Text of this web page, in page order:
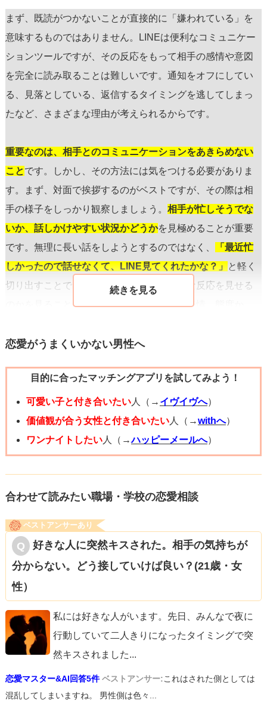
まず、既読がつかないことが直接的に「嫌われている」を
意味するものではありません。LINEは便利なコミュニケー
ションツールですが、その反応をもって相手の感情や意図
を完全に読み取ることは難しいです。通知をオフにしてい
る、見落としている、返信するタイミングを逃してしまっ
たなど、さまざまな理由が考えられるからです。
重要なのは、相手とのコミュニケーションをあきらめない
ことです。しかし、その方法には気をつける必要がありま
す。まず、対面で挨拶するのがベストですが、その際は相
手の様子をしっかり観察しましょう。 相手が忙しそうでな
いか、話しかけやすい状況かどうかを見極めることが重要
です。無理に長い話をしようとするのではなく、
「最近忙
しかったので話せなくて、LINE見てくれたかな？」と軽く
切り出すことで、相手があなたにどのような反応を見せる
のかを見ることが出来ます。相手の返答や表情、態度か
けようとする場合は、強引に関係を進めようとするのは控
えるべきです。逆に、相手が笑顔で応答してくれたり、会
話に乗ってくれる場合は、より自然な流れで次回の会話に
つなげることができるでしょう。
根気強く、しかし相手のペースを尊重しながら、距離感を
測りながら接してみてください。焦らず、相手も自分もリ
手との関係は時間をかけて築き上げるものです。既読がつ
かなかったことや、一度話せなかったことを過度に心配せ
ず、次回の対面でのやり取りに期待を持ちましょう。
恋愛がうまくいかない男性へ
目的に合ったマッチングアプリを試してみよう！
可愛い子と付き合いたい人（→ イヴイヴへ）
価値観が合う女性と付き合いたい人（→withへ）
ワンナイトしたい人（→ハッピーメールへ）
合わせて読みたい職場・学校の恋愛相談
ベストアンサーあり
好きな人に突然キスされた。相手の気持ちが
分からない。どう接していけば良い？(21歳・女
性）
私には好きな人がいます。先日、みんなで夜に
行動していて二人きりになったタイミングで突
然キスされました...
恋愛マスター&AI回答5件 ベストアンサー:これはされた側としては
混乱してしまいますね。 男性側は色々...